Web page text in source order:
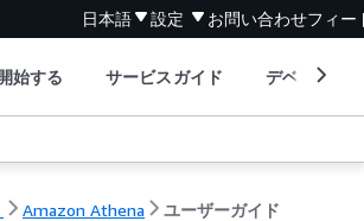
日本語 設定 お問い合わせフィー
始する サービスガイド デベロッパ
Amazon Athena ユーザーガイド